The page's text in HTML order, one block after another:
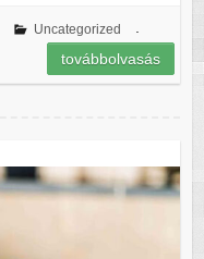
Uncategorized
továbbolvasás